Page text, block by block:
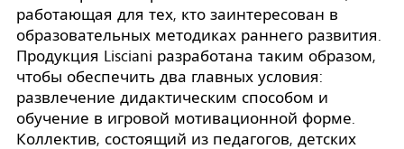
работающая для тех, кто заинтересован в
образовательных методиках раннего развития.
Продукция Lisciani разработана таким образом,
чтобы обеспечить два главных условия:
развлечение дидактическим способом и
обучение в игровой мотивационной форме.
Коллектив, состоящий из педагогов, детских